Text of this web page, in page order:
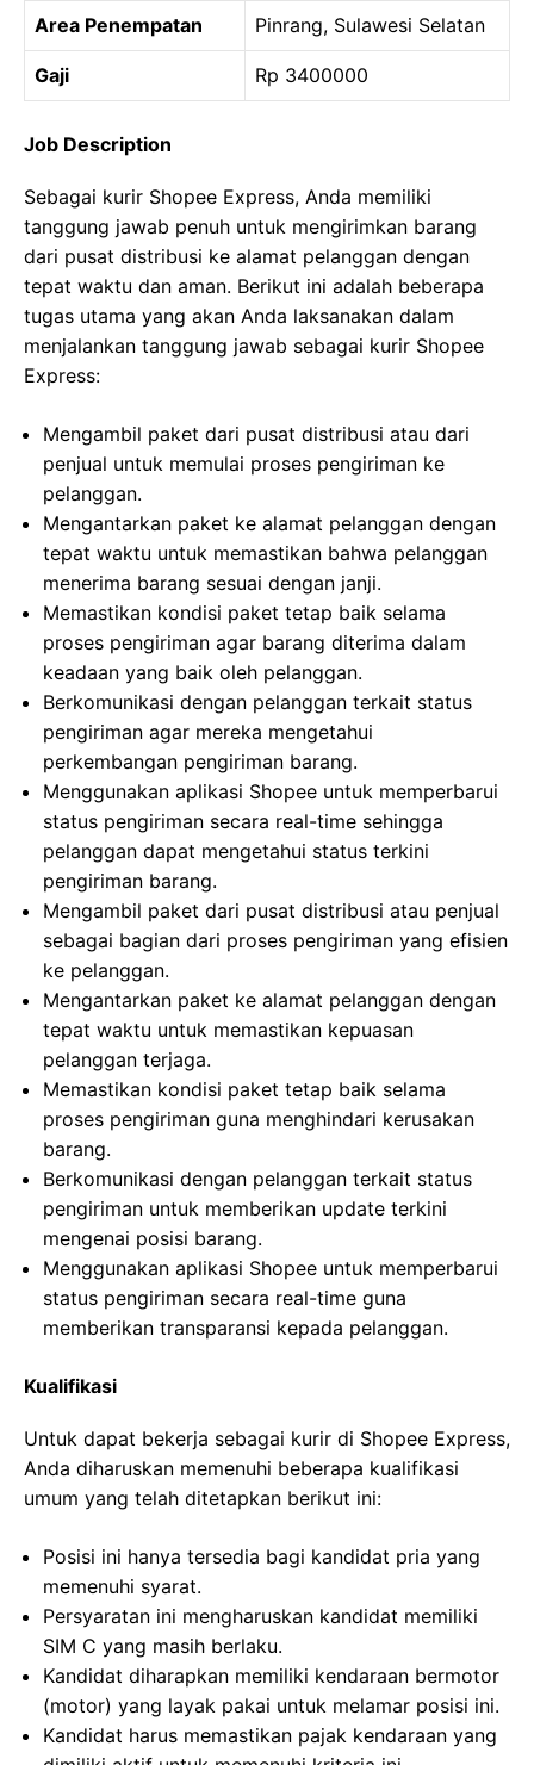
Area Penempatan Pinrang, Sulawesi Selatan
Gaji Rp 3400000
Job Description
Sebagai kurir Shopee Express, Anda memiliki
tanggung jawab penuh untuk mengirimkan barang
dari pusat distribusi ke alamat pelanggan dengan
tepat waktu dan aman. Berikut ini adalah beberapa
tugas utama yang akan Anda laksanakan dalam
menjalankan tanggung jawab sebagai kurir Shopee
Express:
Mengambil paket dari pusat distribusi atau dari
penjual untuk memulai proses pengiriman ke
pelanggan.
Mengantarkan paket ke alamat pelanggan dengan
tepat waktu untuk memastikan bahwa pelanggan
menerima barang sesuai dengan janji.
Memastikan kondisi paket tetap baik selama
proses pengiriman agar barang diterima dalam
keadaan yang baik oleh pelanggan.
Berkomunikasi dengan pelanggan terkait status
pengiriman agar mereka mengetahui
perkembangan pengiriman barang.
Menggunakan aplikasi Shopee untuk memperbarui
status pengiriman secara real-time sehingga
pelanggan dapat mengetahui status terkini
pengiriman barang.
Mengambil paket dari pusat distribusi atau penjual
sebagai bagian dari proses pengiriman yang efisien
ke pelanggan.
Mengantarkan paket ke alamat pelanggan dengan
tepat waktu untuk memastikan kepuasan
pelanggan terjaga.
Memastikan kondisi paket tetap baik selama
proses pengiriman guna menghindari kerusakan
barang.
Berkomunikasi dengan pelanggan terkait status
pengiriman untuk memberikan update terkini
mengenai posisi barang.
Menggunakan aplikasi Shopee untuk memperbarui
status pengiriman secara real-time guna
memberikan transparansi kepada pelanggan.
Kualifikasi
Untuk dapat bekerja sebagai kurir di Shopee Express,
Anda diharuskan memenuhi beberapa kualifikasi
umum yang telah ditetapkan berikut ini:
Posisi ini hanya tersedia bagi kandidat pria yang
memenuhi syarat.
Persyaratan ini mengharuskan kandidat memiliki
SIM C yang masih berlaku.
Kandidat diharapkan memiliki kendaraan bermotor
(motor) yang layak pakai untuk melamar posisi ini.
Kandidat harus memastikan pajak kendaraan yang